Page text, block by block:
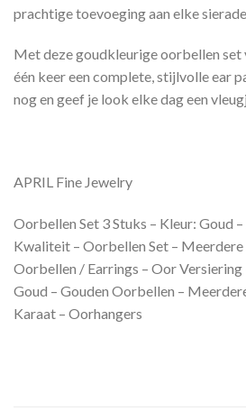
prachtige toevoeging aan elke
Met deze goudkleurige oorbellen set
één keer een complete, stijlvolle ear
nog en geef je look elke dag een
APRIL Fine Jewelry
Oorbellen Set 3 Stuks – Kleur: Goud
Kwaliteit – Oorbellen Set –
Oorbellen / Earrings – Oor Versiering
Goud – Gouden Oorbellen –
Karaat – Oorhangers